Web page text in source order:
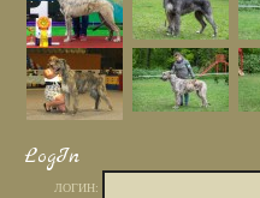
LogIn
ЛОГИН: